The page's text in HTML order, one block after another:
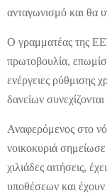
ανταγωνισμό και θα
Ο γραμματέας της
πρωτοβουλία,
ενέργειες ρύθμισης
δανείων
Αναφερόμενος στο
νοικοκυριά
χιλιάδες αιτήσεις,
υποθέσεων και έχουν